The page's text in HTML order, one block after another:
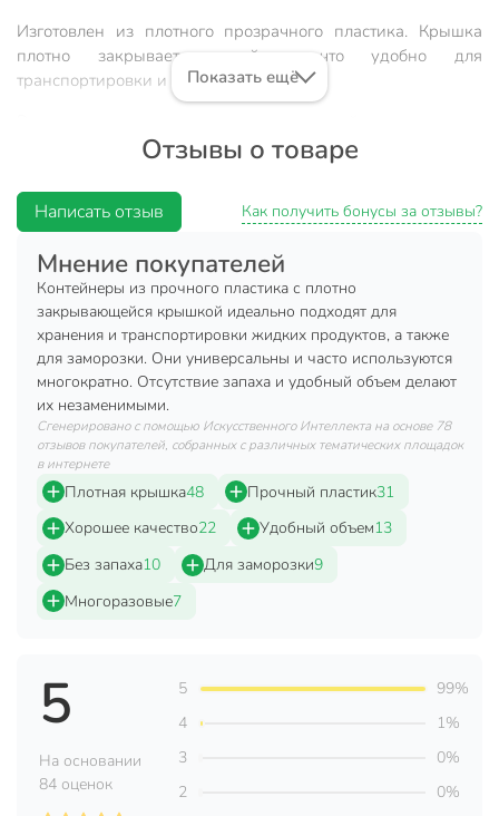
Изготовлен из плотного прозрачного пластика. Крышка
плотно закрывает контейнер, что удобно для
транспортировки и складирования.
Техническая информация
Количество в наборе, шт
3 шт
Бренд
Тавра
Страна производства
Россия
Модель
Суповой
Вес в упаковке
Показать ещё
Отзывы о товаре
Написать отзыв Как получить бонусы за отзывы?
Мнение покупателей
Контейнеры из прочного пластика с плотно
закрывающейся крышкой идеально подходят для
хранения и транспортировки жидких продуктов, а также
для заморозки. Они универсальны и часто используются
многократно. Отсутствие запаха и удобный объем делают
их незаменимыми.
Сгенерировано с помощью Искусственного Интеллекта на основе 78
отзывов покупателей, собранных с различных тематических площадок
в интернете
Плотная крышка48 Прочный пластик31
Хорошее качество22 Удобный объем13
Без запаха10 Для заморозки9
Многоразовые7
5
На основании
84 оценок
5
99%
4
1%
3
0%
2
0%